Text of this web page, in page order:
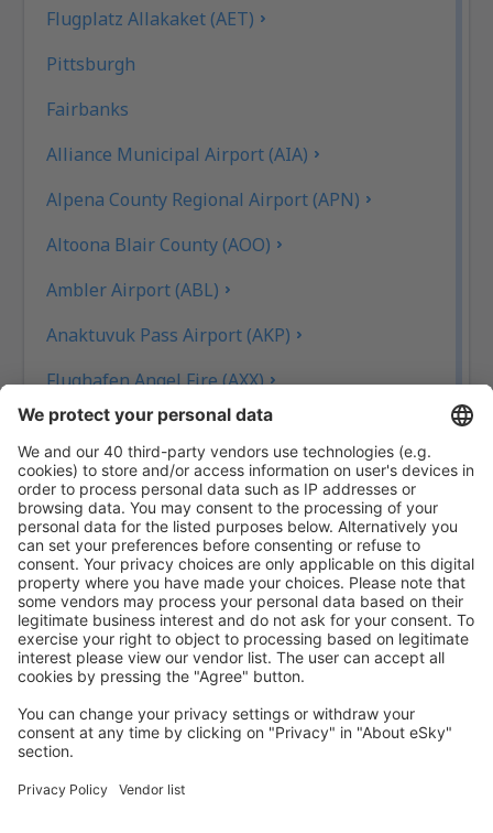
Flugplatz Allakaket (AET)
Pittsburgh
Fairbanks
Alliance Municipal Airport (AIA)
Alpena County Regional Airport (APN)
Altoona Blair County (AOO)
Ambler Airport (ABL)
Anaktuvuk Pass Airport (AKP)
Flughafen Angel Fire (AXX)
Angoon Seaplane Base (AGN)
Aniak Airport (ANI)
Durango
Ann Arbor Municipal Airport (ARB)
McKinleyville Arcata Eureka (ACV)
Flughafen Arctic Village (ARC)
Atka Airport (AKB)
Atlantic City Bader Field (ACY)